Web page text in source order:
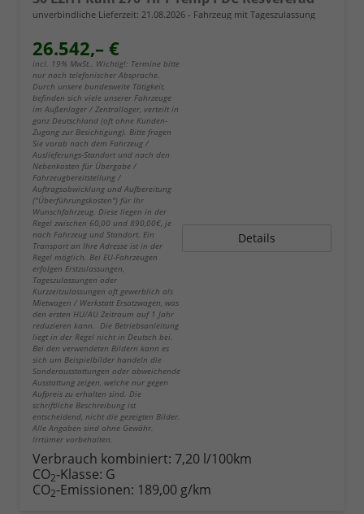
unverbindliche Lieferzeit: 21.08.2026 Fahrzeug mit Tageszulassung
26.542,– €
incl. 19% MwSt.. Wichtig!: Termine bitte
nur nach telefonischer Absprache.
Durch unsere bundesweite Tätigkeit,
befinden sich viele unserer Fahrzeuge
im Außenlager / Zentrallager, verteilt in
ganz Deutschland (oft ohne Kunden-
Zugang zur Besichtigung). Bitte fragen
Sie vorab nach dem Fahrzeug /
Auslieferungs-Standort und nach den
Nebenkosten für Übergabe /
Fahrzeugbereitstellung /
Auftragsabwicklung und Aufbereitung
("Überführungskosten") für Ihr
Wunschfahrzeug. Diese liegen in der
Regel zwischen 60,00 und 890,00€, je
nach Fahrzeug und Standort. Ein
Transport an Ihre Adresse ist in der
Regel möglich. Bei EU-Fahrzeugen
erfolgen Erstzulassungen,
Tageszulassungen oder
Kurzzeitzulassungen oft gewerblich als
Mietwagen / Werkstatt Ersatzwagen, was
den ersten HU/AU Zeitraum auf 1 Jahr
reduzieren kann. Die Betriebsanleitung
liegt in der Regel nicht in Deutsch bei.
Bei den verwendeten Bildern kann es
sich um Beispielbilder handeln die
Sonderausstattungen oder abweichende
Ausstattung zeigen, welche nur gegen
Aufpreis zu erhalten sind. Die
schriftliche Beschreibung ist
entscheidend, nicht die gezeigten Bilder.
Alle Angaben sind ohne Gewähr.
Irrtümer vorbehalten.
Details
Verbrauch kombiniert: 7,20 l/100km
CO2-Klasse: G
CO2-Emissionen: 189,00 g/km